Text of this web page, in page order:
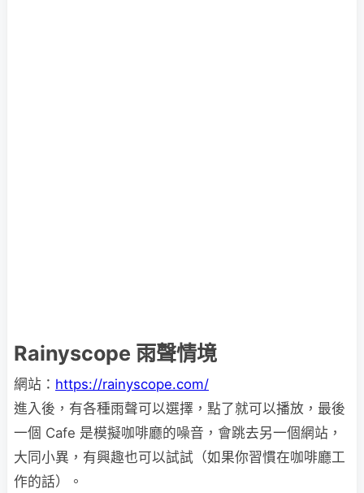
Rainyscope 雨聲情境
網站： https://rainyscope.com/
進入後，有各種雨聲可以選擇，點了就可以播放，最後
一個 Cafe 是模擬咖啡廳的噪音，會跳去另一個網站，
大同小異，有興趣也可以試試（如果你習慣在咖啡廳工
作的話）。